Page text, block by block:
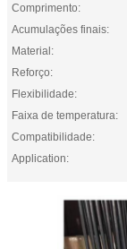
Comprimento:
Acumulações finais:
Material:
Reforço:
Flexibilidade:
Faixa de temperatura:
Compatibilidade:
Application: